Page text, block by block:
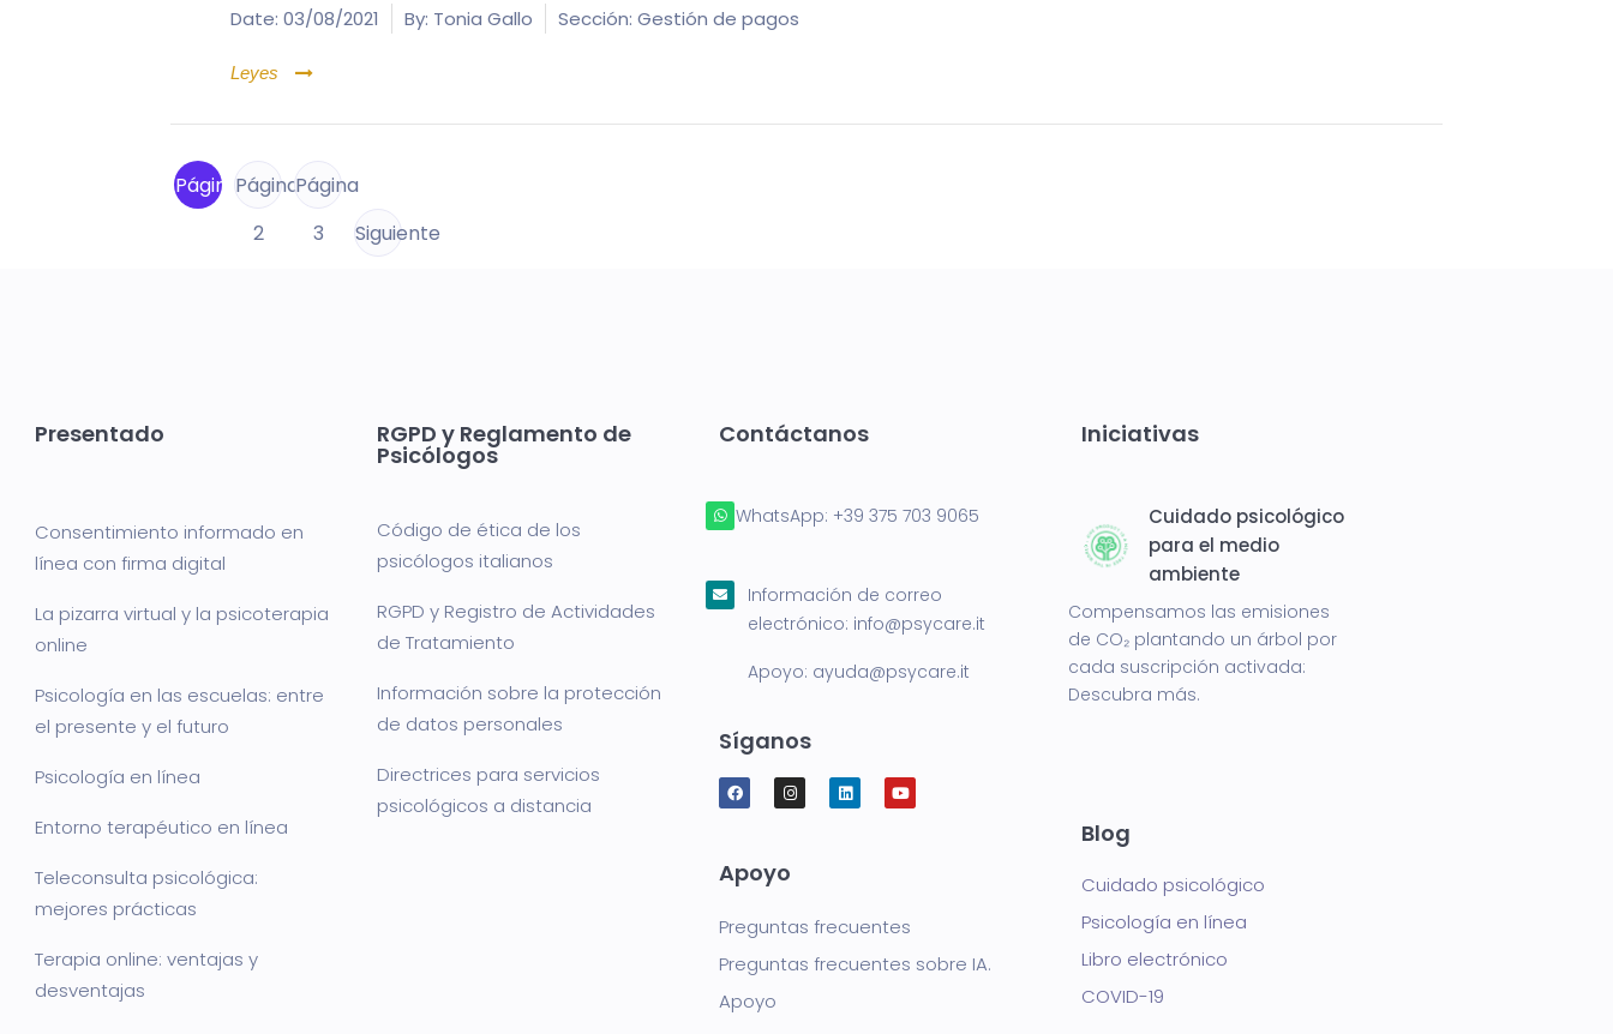
Date: 03/08/2021 By: Tonia Gallo Sección: Gestión de pagos
Leyes
PáginaPágina
2
Página
3
Siguiente
Presentado
Consentimiento informado en
línea con firma digital
La pizarra virtual y la psicoterapia
online
Psicología en las escuelas: entre
el presente y el futuro
Psicología en línea
Entorno terapéutico en línea
Teleconsulta psicológica:
mejores prácticas
Terapia online: ventajas y
desventajas
RGPD y Reglamento de
Psicólogos
Código de ética de los
psicólogos italianos
RGPD y Registro de Actividades
de Tratamiento
Información sobre la protección
de datos personales
Directrices para servicios
psicológicos a distancia
Contáctanos
WhatsApp: +39 375 703 9065
Información de correo
electrónico: info@psycare.it
Apoyo: ayuda@psycare.it
Síganos
Apoyo
Preguntas frecuentes
Preguntas frecuentes sobre IA.
Apoyo
Iniciativas
Cuidado psicológico
para el medio
ambiente
Compensamos las emisiones
de CO₂ plantando un árbol por
cada suscripción activada:
Descubra más.
Blog
Cuidado psicológico
Psicología en línea
Libro electrónico
COVID-19